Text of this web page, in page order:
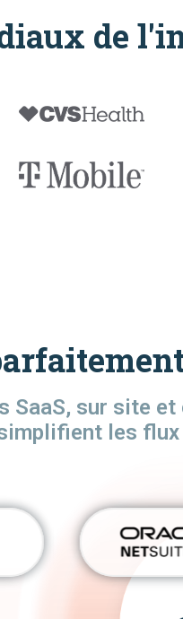
de
SaaS, sur site
les